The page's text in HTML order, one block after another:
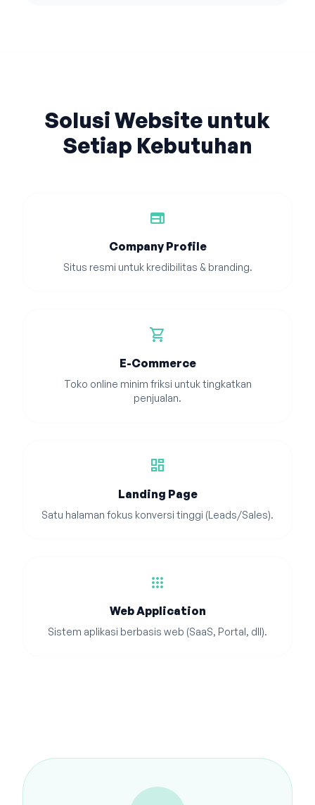
Solusi Website untuk
Setiap Kebutuhan
web
Company Profile
Situs resmi untuk kredibilitas & branding.
shopping_cart
E-Commerce
Toko online minim friksi untuk tingkatkan
penjualan.
dashboard
Landing Page
Satu halaman fokus konversi tinggi (Leads/Sales).
apps
Web Application
Sistem aplikasi berbasis web (SaaS, Portal, dll).